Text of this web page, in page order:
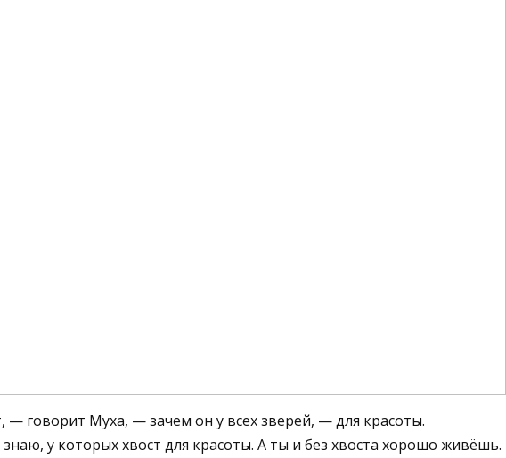
— говорит Муха, — зачем он у всех зверей, — для красоты.
у которых хвост для красоты. А ты и без хвоста хорошо живёшь.